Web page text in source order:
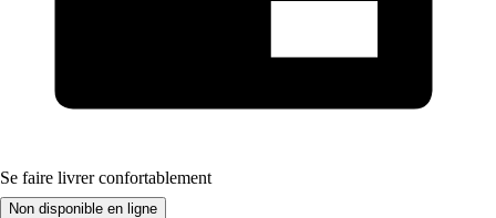
Se faire livrer confortablement
Non disponible en ligne